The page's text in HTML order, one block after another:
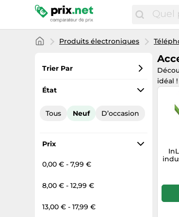
Produits électroniques
Trier Par
Préférés
Prix total
État
Tous Neuf D’occasion
Prix
0,00 € - 7,99 €
8,00 € - 12,99 €
13,00 € - 17,99 €
idéal